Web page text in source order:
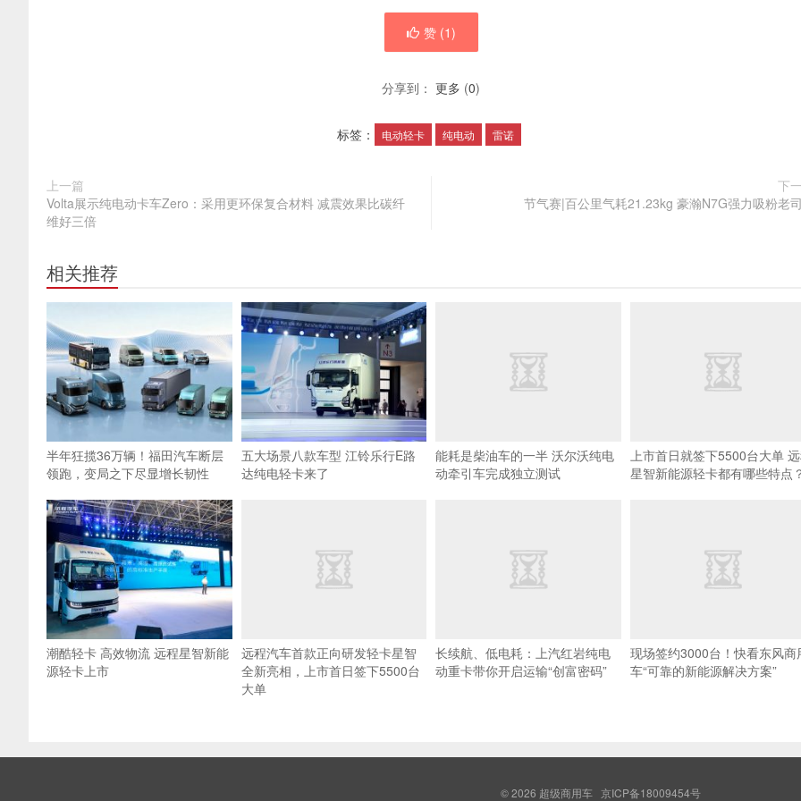
赞 (1)
分享到： 更多 (0)
标签： 电动轻卡 纯电动 雷诺
上一篇
Volta展示纯电动卡车Zero：采用更环保复合材料 减震效果比碳纤
维好三倍
下
节气赛|百公里气耗21.23kg 豪瀚N7G强力吸粉老
相关推荐
半年狂揽36万辆！福田汽车断层
领跑，变局之下尽显增长韧性
五大场景八款车型 江铃乐行E路
达纯电轻卡来了
能耗是柴油车的一半 沃尔沃纯电
动牵引车完成独立测试
上市首日就签下5500台大单
星智新能源轻卡都有哪些特点
潮酷轻卡 高效物流 远程星智新能
源轻卡上市
远程汽车首款正向研发轻卡星智
全新亮相，上市首日签下5500台
大单
长续航、低电耗：上汽红岩纯电
动重卡带你开启运输“创富密码”
现场签约3000台！快看东风商
车“可靠的新能源解决方案”
© 2026 超级商用车 京ICP备18009454号